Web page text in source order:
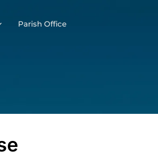
Parish Office